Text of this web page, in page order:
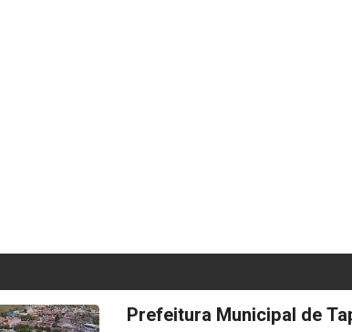
Prefeitura Municipal de